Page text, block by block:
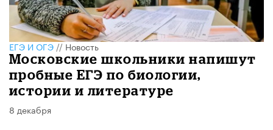
ЕГЭ И ОГЭ//Новость
Московские школьники напишут
пробные ЕГЭ по биологии,
истории и литературе
8 декабря